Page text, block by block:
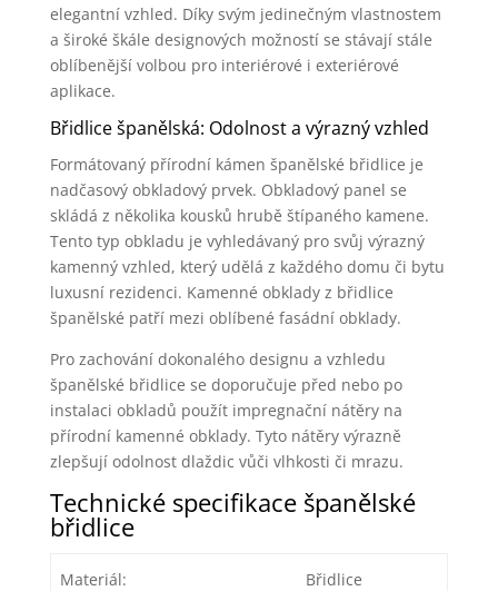
elegantní vzhled. Díky svým jedinečným vlastnostem
a široké škále designových možností se stávají stále
oblíbenější volbou pro interiérové i exteriérové
aplikace.
Břidlice španělská: Odolnost a výrazný vzhled
Formátovaný přírodní kámen španělské břidlice je
nadčasový obkladový prvek. Obkladový panel se
skládá z několika kousků hrubě štípaného kamene.
Tento typ obkladu je vyhledávaný pro svůj výrazný
kamenný vzhled, který udělá z každého domu či bytu
luxusní rezidenci. Kamenné obklady z břidlice
španělské patří mezi oblíbené fasádní obklady.
Pro zachování dokonalého designu a vzhledu
španělské břidlice se doporučuje před nebo po
instalaci obkladů použít impregnační nátěry na
přírodní kamenné obklady. Tyto nátěry výrazně
zlepšují odolnost dlaždic vůči vlhkosti či mrazu.
Technické specifikace španělské
břidlice
Materiál: Břidlice